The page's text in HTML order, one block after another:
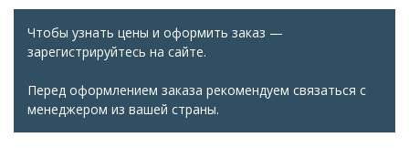
Чтобы узнать цены и оформить заказ —
зарегистрируйтесь на сайте.
Перед оформлением заказа рекомендуем связаться с
менеджером из вашей страны.